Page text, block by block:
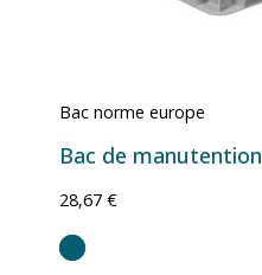
Bac norme europe
Bac de manutention
28,67 €